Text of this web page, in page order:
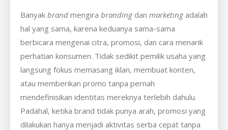
Banyak brand mengira branding dan marketing adalah
hal yang sama, karena keduanya sama-sama
berbicara mengenai citra, promosi, dan cara menarik
perhatian konsumen. Tidak sedikit pemilik usaha yang
langsung fokus memasang iklan, membuat konten,
atau memberikan promo tanpa pernah
mendefinisikan identitas mereknya terlebih dahulu.
Padahal, ketika brand tidak punya arah, promosi yang
dilakukan hanya menjadi aktivitas serba cepat tanpa